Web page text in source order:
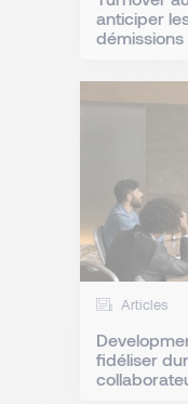
anticiper
démissions
Articles
fidéliser